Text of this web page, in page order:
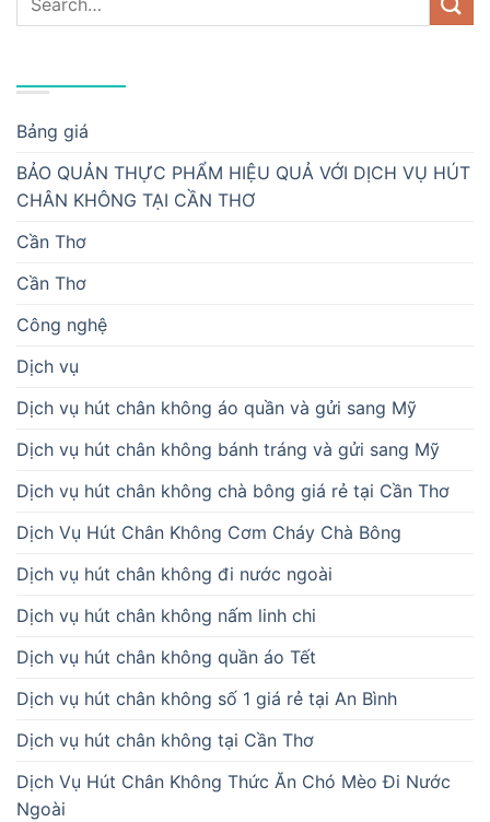
Bảng giá
BẢO QUẢN THỰC PHẨM HIỆU QUẢ VỚI DỊCH VỤ HÚT
CHÂN KHÔNG TẠI CẦN THƠ
Cần Thơ
Cần Thơ
Công nghệ
Dịch vụ
Dịch vụ hút chân không áo quần và gửi sang Mỹ
Dịch vụ hút chân không bánh tráng và gửi sang Mỹ
Dịch vụ hút chân không chà bông giá rẻ tại Cần Thơ
Dịch Vụ Hút Chân Không Cơm Cháy Chà Bông
Dịch vụ hút chân không đi nước ngoài
Dịch vụ hút chân không nấm linh chi
Dịch vụ hút chân không quần áo Tết
Dịch vụ hút chân không số 1 giá rẻ tại An Bình
Dịch vụ hút chân không tại Cần Thơ
Dịch Vụ Hút Chân Không Thức Ăn Chó Mèo Đi Nước
Ngoài